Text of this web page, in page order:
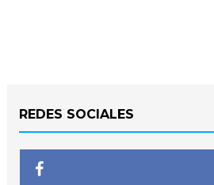
REDES SOCIALES